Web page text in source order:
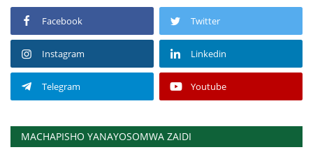
Facebook Twitter
Instagram Linkedin
Telegram Youtube
MACHAPISHO YANAYOSOMWA ZAIDI